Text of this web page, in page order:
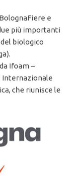
e
più importanti
biologico
Ifoam –
Internazionale
che riunisce le